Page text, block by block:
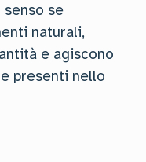
se
naturali,
e agiscono
presenti nello